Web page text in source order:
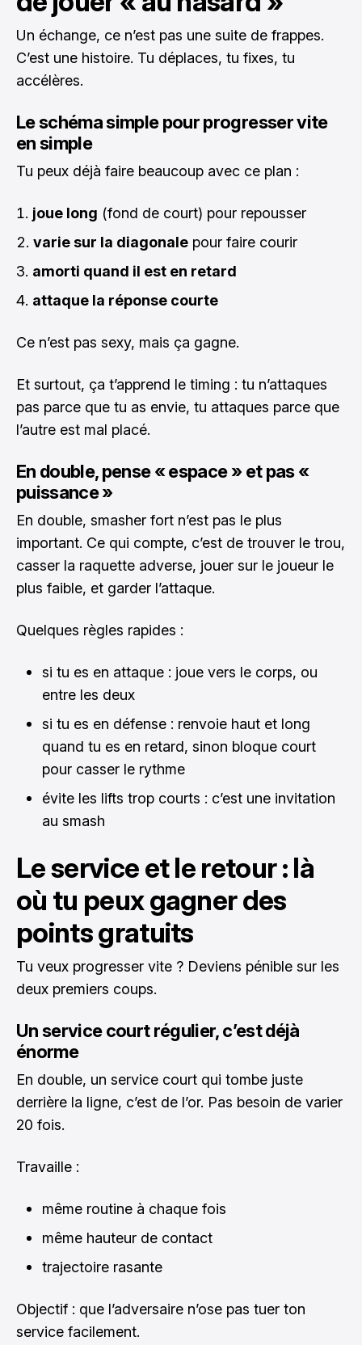
Un échange, ce n’est pas une suite de frappes.
C’est une histoire. Tu déplaces, tu fixes, tu
accélères.
Le schéma simple pour progresser vite
en simple
Tu peux déjà faire beaucoup avec ce plan :
joue long (fond de court) pour repousser
varie sur la diagonale pour faire courir
amorti quand il est en retard
attaque la réponse courte
Ce n’est pas sexy, mais ça gagne.
Et surtout, ça t’apprend le timing : tu n’attaques
pas parce que tu as envie, tu attaques parce que
l’autre est mal placé.
En double, pense « espace » et pas «
puissance »
En double, smasher fort n’est pas le plus
important. Ce qui compte, c’est de trouver le trou,
casser la raquette adverse, jouer sur le joueur le
plus faible, et garder l’attaque.
Quelques règles rapides :
si tu es en attaque : joue vers le corps, ou
entre les deux
si tu es en défense : renvoie haut et long
quand tu es en retard, sinon bloque court
pour casser le rythme
évite les lifts trop courts : c’est une invitation
au smash
Le service et le retour : là
où tu peux gagner des
points gratuits
Tu veux progresser vite ? Deviens pénible sur les
deux premiers coups.
Un service court régulier, c’est déjà
énorme
En double, un service court qui tombe juste
derrière la ligne, c’est de l’or. Pas besoin de varier
20 fois.
Travaille :
même routine à chaque fois
même hauteur de contact
trajectoire rasante
Objectif : que l’adversaire n’ose pas tuer ton
service facilement.